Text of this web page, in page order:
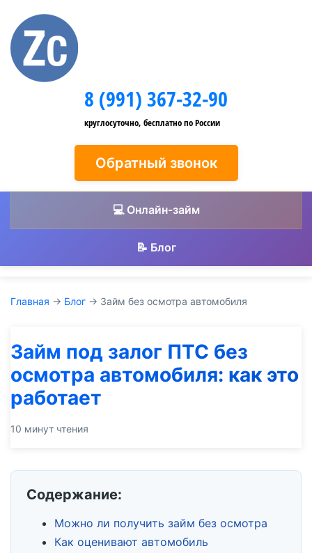
8 (991) 367-32-90
круглосуточно, бесплатно по России
Обратный звонок
💻 Онлайн-займ
📝 Блог
Главная → Блог → Займ без осмотра автомобиля
Займ под залог ПТС без
осмотра автомобиля: как это
работает
10 минут чтения
Содержание:
Можно ли получить займ без осмотра
Как оценивают автомобиль